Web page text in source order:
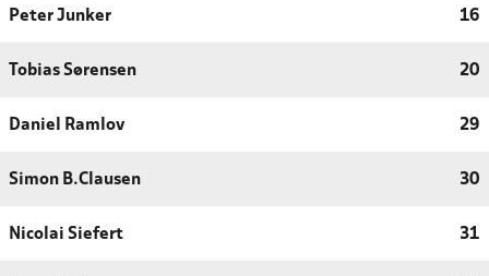
Peter Junker 16
Tobias Sørensen 20
Daniel Ramlov 29
Simon B.Clausen 30
Nicolai Siefert 31